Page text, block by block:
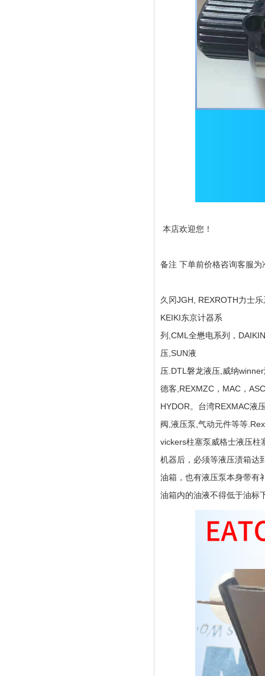
本店欢迎您！
备注 下单前价格咨询客服
久冈JGH, REXROTH力士
KEIKI东京计器系
列,CML全懋电系列，
压,SUN液
压.DTL磐龙液压,威纳
德客,REXMZC，MAC，
HYDOR。台湾REXMAC液
阀,液压泵,气动元件等等
vickers柱塞泵威格士液压
机器后，必须等液压渍箱达
油箱，也有液压泵本身带有
油箱内的油液不得低于油标